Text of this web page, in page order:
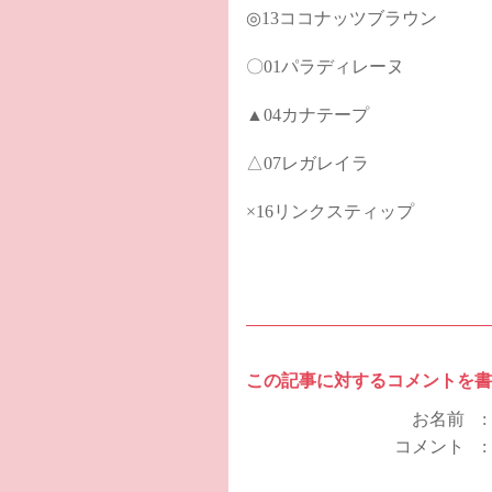
◎13ココナッツブラウン
〇01パラディレーヌ
▲04カナテープ
△07レガレイラ
×16リンクスティップ
この記事に対するコメントを書
お名前
コメント